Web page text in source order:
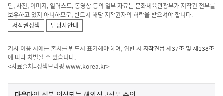
단, 사진, 이미지, 일러스트, 동영상 등의 일부 자료는 문화체육관광부가 저작권 전부를
보유하고 있지 아니하므로, 반드시 해당 저작권자의 허락을 받으셔야 합니다.
저작권정책
담당자안내
기사 이용 시에는 출처를 반드시 표기해야 하며, 위반 시 저작권법 제37조 및제138조
에 따라 처벌될 수 있습니다.
<자료출처=정책브리핑 www.korea.kr>
이다음기
마약 성분 의심되는 해외직구식품 주의